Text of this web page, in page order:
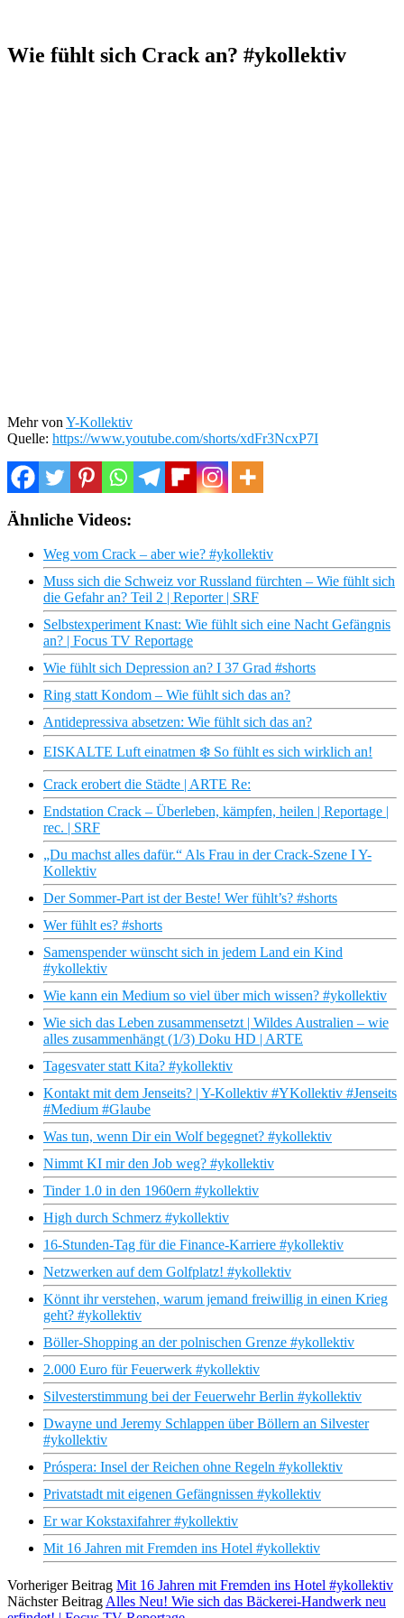
Wie fühlt sich Crack an? #ykollektiv
Mehr von Y-Kollektiv
Quelle: https://www.youtube.com/shorts/xdFr3NcxP7I
Ähnliche Videos:
Weg vom Crack – aber wie? #ykollektiv
Muss sich die Schweiz vor Russland fürchten – Wie fühlt sich
die Gefahr an? Teil 2 | Reporter | SRF
Selbstexperiment Knast: Wie fühlt sich eine Nacht Gefängnis
an? | Focus TV Reportage
Wie fühlt sich Depression an? I 37 Grad #shorts
Ring statt Kondom – Wie fühlt sich das an?
Antidepressiva absetzen: Wie fühlt sich das an?
EISKALTE Luft einatmen ❄️ So fühlt es sich wirklich an!
Crack erobert die Städte | ARTE Re:
Endstation Crack – Überleben, kämpfen, heilen | Reportage |
rec. | SRF
„Du machst alles dafür.“ Als Frau in der Crack-Szene I Y-
Kollektiv
Der Sommer-Part ist der Beste! Wer fühlt’s? #shorts
Wer fühlt es? #shorts
Samenspender wünscht sich in jedem Land ein Kind
#ykollektiv
Wie kann ein Medium so viel über mich wissen? #ykollektiv
Wie sich das Leben zusammensetzt | Wildes Australien – wie
alles zusammenhängt (1/3) Doku HD | ARTE
Tagesvater statt Kita? #ykollektiv
Kontakt mit dem Jenseits? | Y-Kollektiv #YKollektiv #Jenseits
#Medium #Glaube
Was tun, wenn Dir ein Wolf begegnet? #ykollektiv
Nimmt KI mir den Job weg? #ykollektiv
Tinder 1.0 in den 1960ern #ykollektiv
High durch Schmerz #ykollektiv
16-Stunden-Tag für die Finance-Karriere #ykollektiv
Netzwerken auf dem Golfplatz! #ykollektiv
Könnt ihr verstehen, warum jemand freiwillig in einen Krieg
geht? #ykollektiv
Böller-Shopping an der polnischen Grenze #ykollektiv
2.000 Euro für Feuerwerk #ykollektiv
Silvesterstimmung bei der Feuerwehr Berlin #ykollektiv
Dwayne und Jeremy Schlappen über Böllern an Silvester
#ykollektiv
Próspera: Insel der Reichen ohne Regeln #ykollektiv
Privatstadt mit eigenen Gefängnissen #ykollektiv
Er war Kokstaxifahrer #ykollektiv
Mit 16 Jahren mit Fremden ins Hotel #ykollektiv
Vorheriger Beitrag Mit 16 Jahren mit Fremden ins Hotel #ykollektiv
Nächster Beitrag Alles Neu! Wie sich das Bäckerei-Handwerk neu